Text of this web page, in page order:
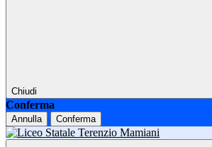
Chiudi
Conferma
Annulla Conferma